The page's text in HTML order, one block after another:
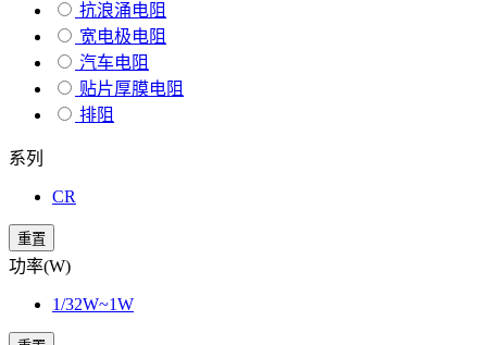
抗浪涌电阻
宽电极电阻
汽车电阻
贴片厚膜电阻
排阻
系列
CR
重置
功率(W)
1/32W~1W